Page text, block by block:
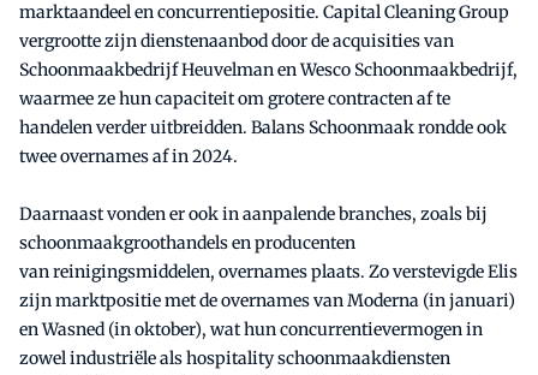
marktaandeel en concurrentiepositie. Capital Cleaning Group
vergrootte zijn dienstenaanbod door de acquisities van
Schoonmaakbedrijf Heuvelman en Wesco Schoonmaakbedrijf,
waarmee ze hun capaciteit om grotere contracten af te
handelen verder uitbreidden. Balans Schoonmaak rondde ook
twee overnames af in 2024.
Daarnaast vonden er ook in aanpalende branches, zoals bij
schoonmaakgroothandels en producenten
van reinigingsmiddelen, overnames plaats. Zo verstevigde Elis
zijn marktpositie met de overnames van Moderna (in januari)
en Wasned (in oktober), wat hun concurrentievermogen in
zowel industriële als hospitality schoonmaakdiensten